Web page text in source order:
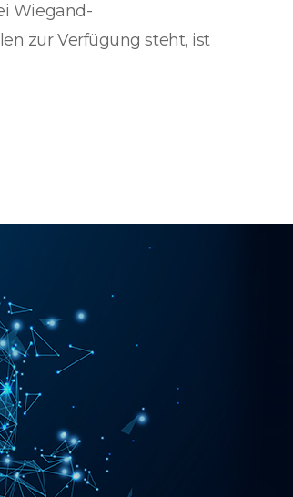
Wiegand-
zur Verfügung steht, ist